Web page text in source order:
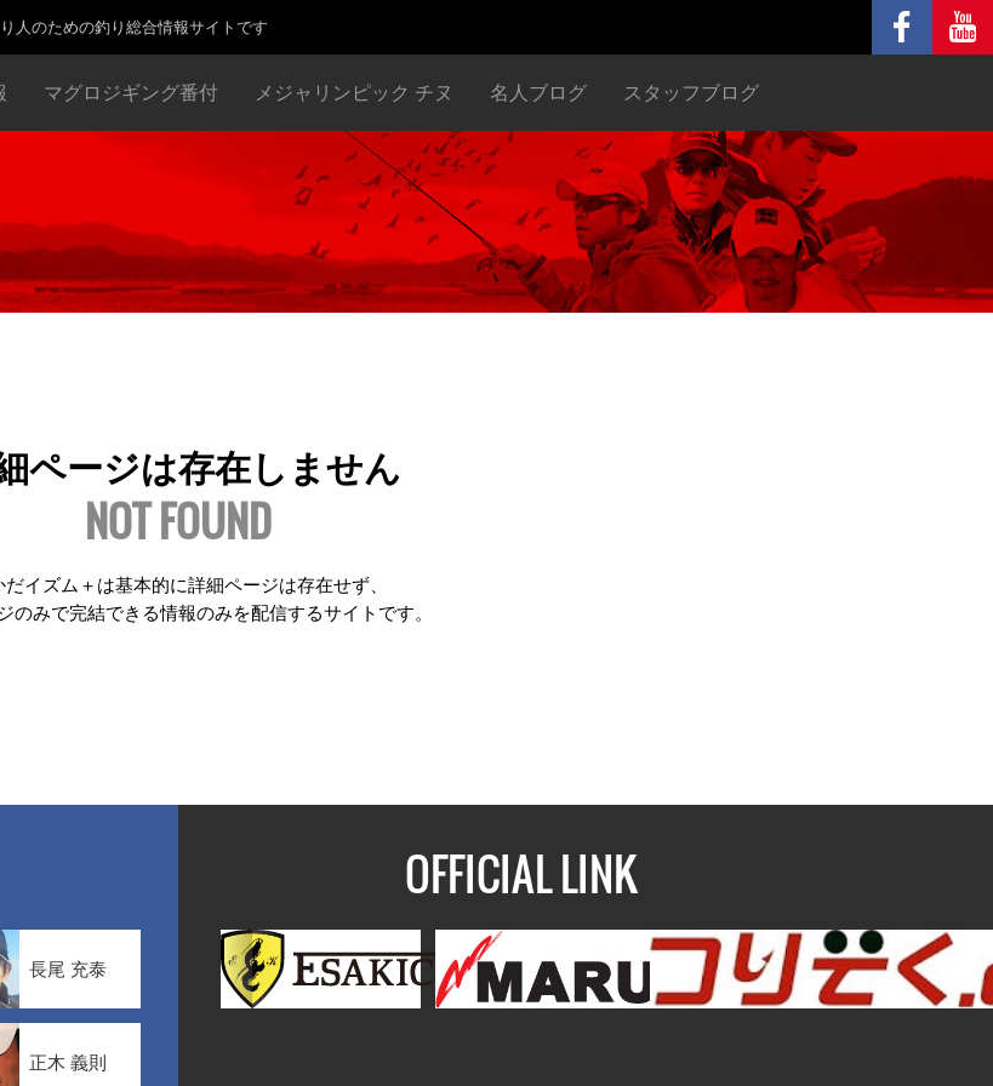
人のための釣り総合情報サイトです
マグロジギング番付 メジャリンピック チヌ 名人ブログ スタッフブログ
ページは存在しません
NOT FOUND
だイズム＋は基本的に詳細ページは存在せず、
のみで完結できる情報のみを配信するサイトです。
長尾 充泰
正木 義則
OFFICIAL LINK